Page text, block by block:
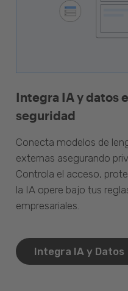
Integra IA y datos
seguridad
Conecta modelos de
externas asegurando
Controla el acceso,
la IA opere bajo tus
empresariales.
Integra IA y Datos